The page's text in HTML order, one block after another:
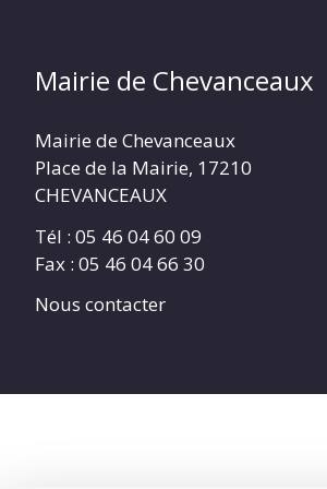
Mairie de Chevanceaux
Mairie de Chevanceaux
Place de la Mairie, 17210
CHEVANCEAUX
Tél : 05 46 04 60 09
Fax : 05 46 04 66 30
Nous contacter